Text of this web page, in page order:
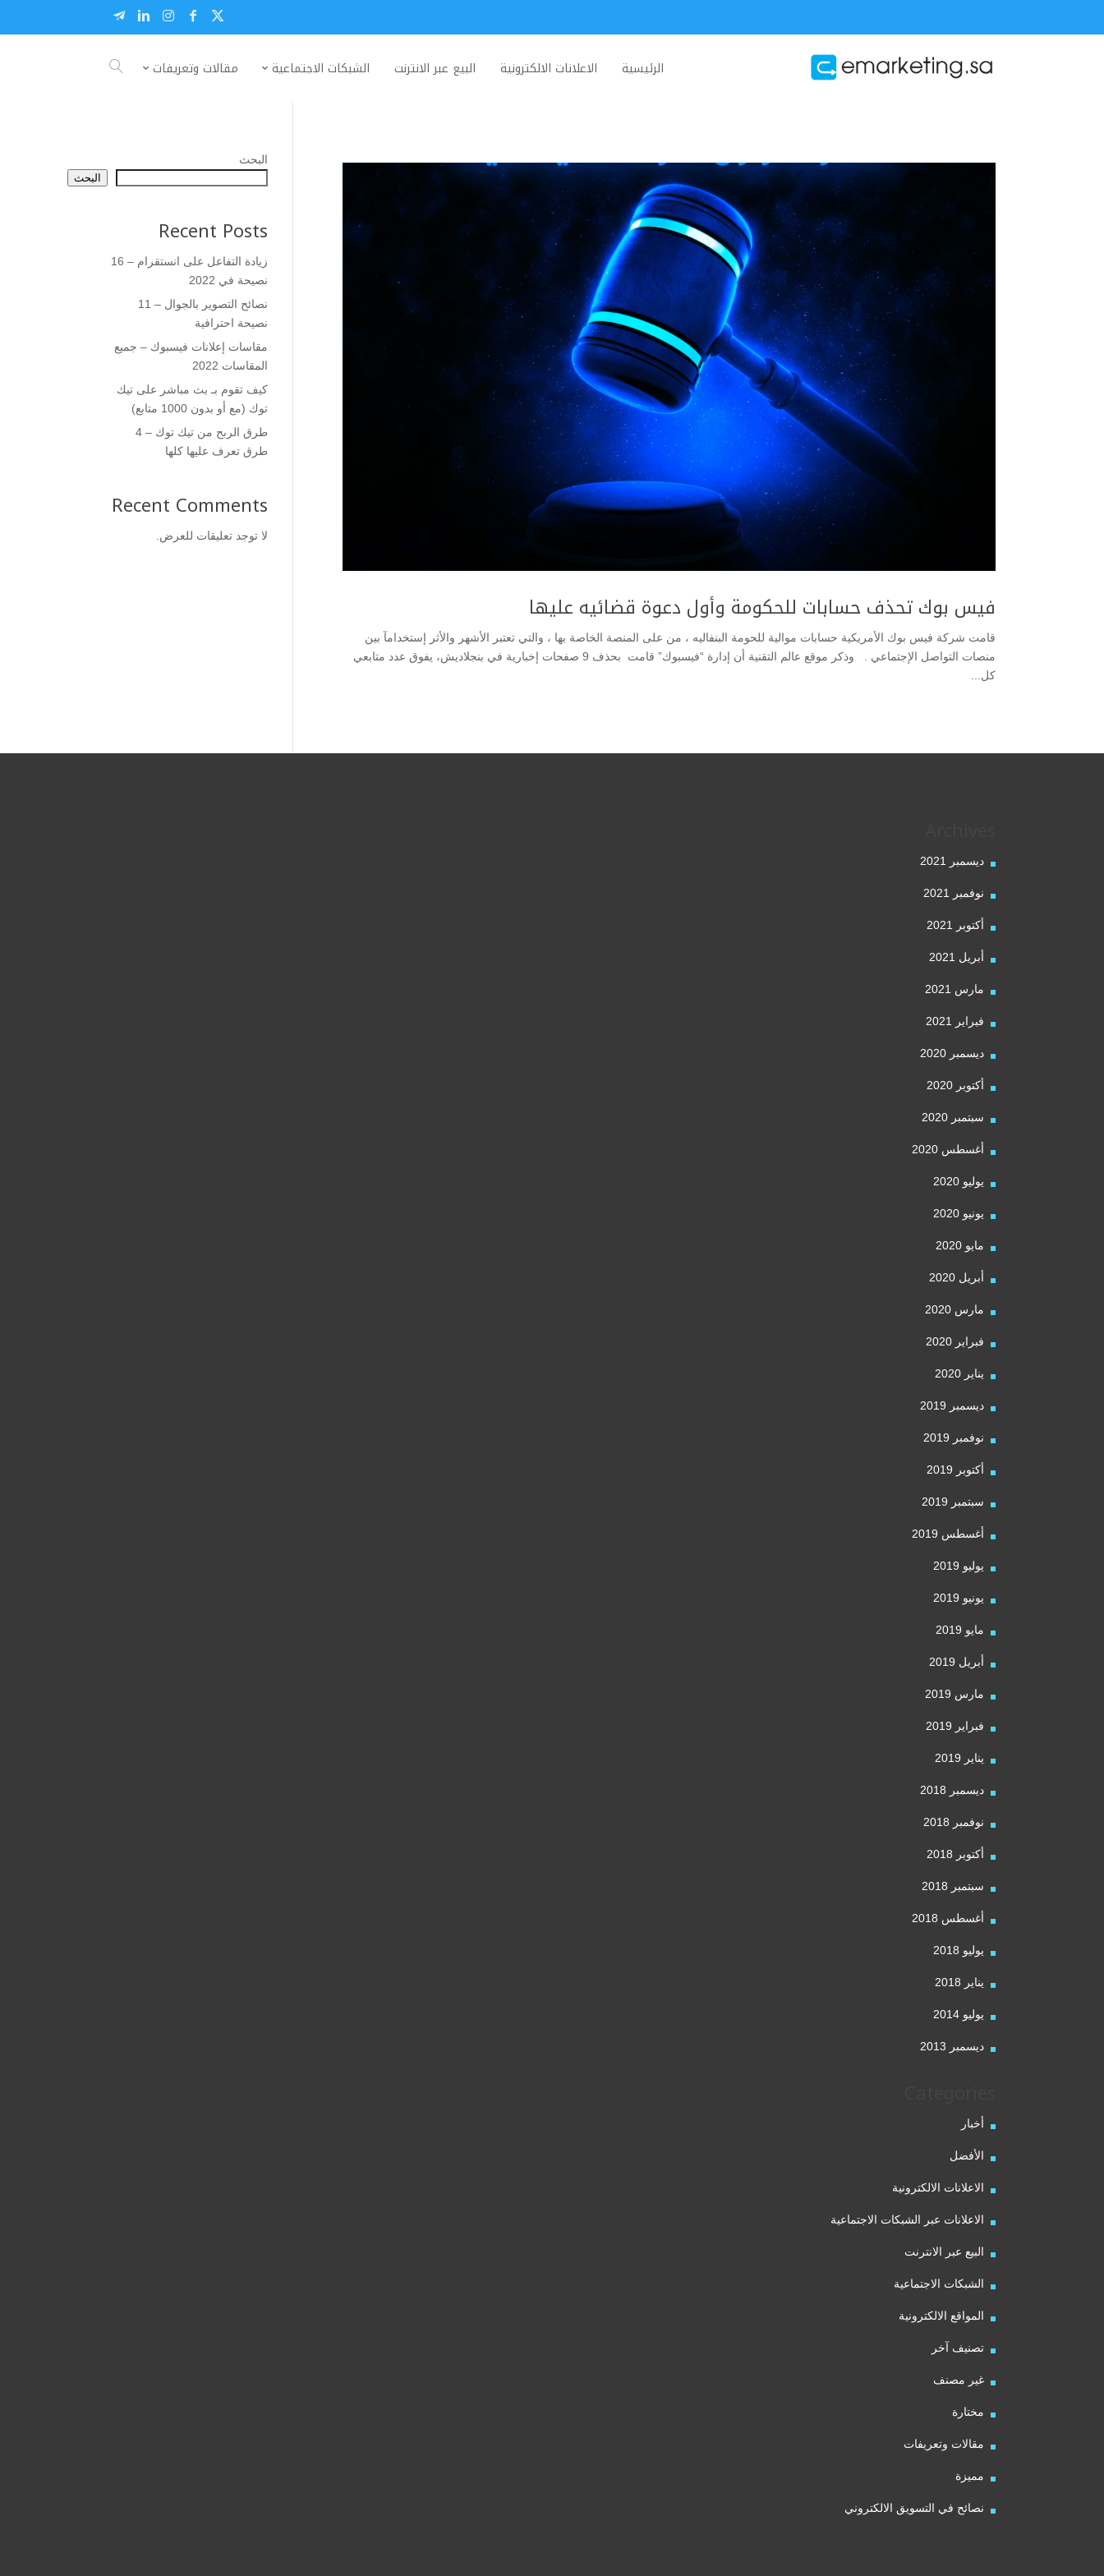
الرئيسية الاعلانات الالكترونية البيع عبر الانترنت الشبكات الاجتماعية مقالات وتعريفات
فيس بوك تحذف حسابات للحكومة وأول دعوة قضائيه عليها
قامت شركة فيس بوك الأمريكية حسابات موالية للحومة البنفاليه ، من على المنصة الخاصة بها ، والتي تعتبر الأشهر والأثر إستخدامآ بين
منصات التواصل الإجتماعي . وذكر موقع عالم التقنية أن إدارة “فيسبوك” قامت بحذف 9 صفحات إخبارية في بنجلاديش، يفوق عدد متابعي
كل...
البحث
البحث
Recent Posts
زيادة التفاعل على انستقرام – 16
نصيحة في 2022
نصائح التصوير بالجوال – 11
نصيحة احترافية
مقاسات إعلانات فيسبوك – جميع
المقاسات 2022
كيف تقوم بـ بث مباشر على تيك
توك (مع أو بدون 1000 متابع)
طرق الربح من تيك توك – 4
طرق تعرف عليها كلها
Recent Comments
لا توجد تعليقات للعرض.
ديسمبر 2021
نوفمبر 2021
أكتوبر 2021
أبريل 2021
مارس 2021
فبراير 2021
ديسمبر 2020
أكتوبر 2020
سبتمبر 2020
أغسطس 2020
يوليو 2020
يونيو 2020
مايو 2020
أبريل 2020
مارس 2020
فبراير 2020
يناير 2020
ديسمبر 2019
نوفمبر 2019
أكتوبر 2019
سبتمبر 2019
أغسطس 2019
يوليو 2019
يونيو 2019
مايو 2019
أبريل 2019
مارس 2019
فبراير 2019
يناير 2019
ديسمبر 2018
نوفمبر 2018
أكتوبر 2018
سبتمبر 2018
أغسطس 2018
يوليو 2018
يناير 2018
يوليو 2014
ديسمبر 2013
أخبار
الأفضل
الاعلانات الالكترونية
الاعلانات عبر الشبكات الاجتماعية
البيع عبر الانترنت
الشبكات الاجتماعية
المواقع الالكترونية
تصنيف آخر
غير مصنف
مختارة
مقالات وتعريفات
مميزة
نصائح في التسويق الالكتروني